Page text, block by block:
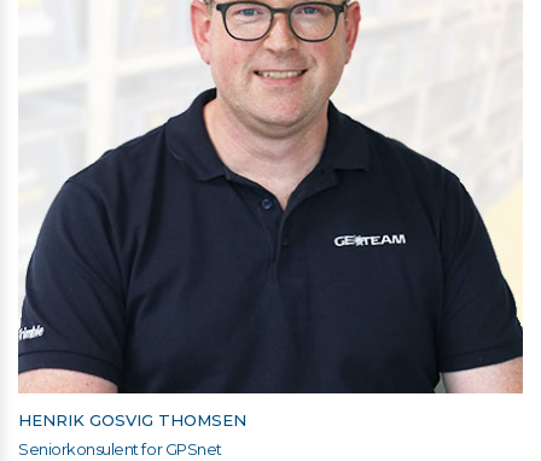
HENRIK GOSVIG THOMSEN
Seniorkonsulent for GPSnet